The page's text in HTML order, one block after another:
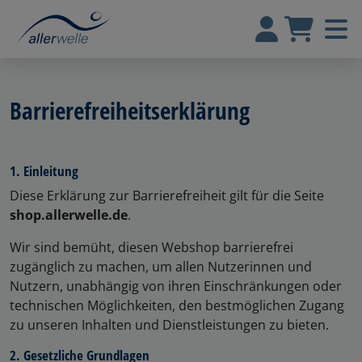
Barrierefreiheitserklärung
1. Einleitung
Diese Erklärung zur Barrierefreiheit gilt für die Seite
shop.allerwelle.de.
Wir sind bemüht, diesen Webshop barrierefrei
zugänglich zu machen, um allen Nutzerinnen und
Nutzern, unabhängig von ihren Einschränkungen oder
technischen Möglichkeiten, den bestmöglichen Zugang
zu unseren Inhalten und Dienstleistungen zu bieten.
2. Gesetzliche Grundlagen